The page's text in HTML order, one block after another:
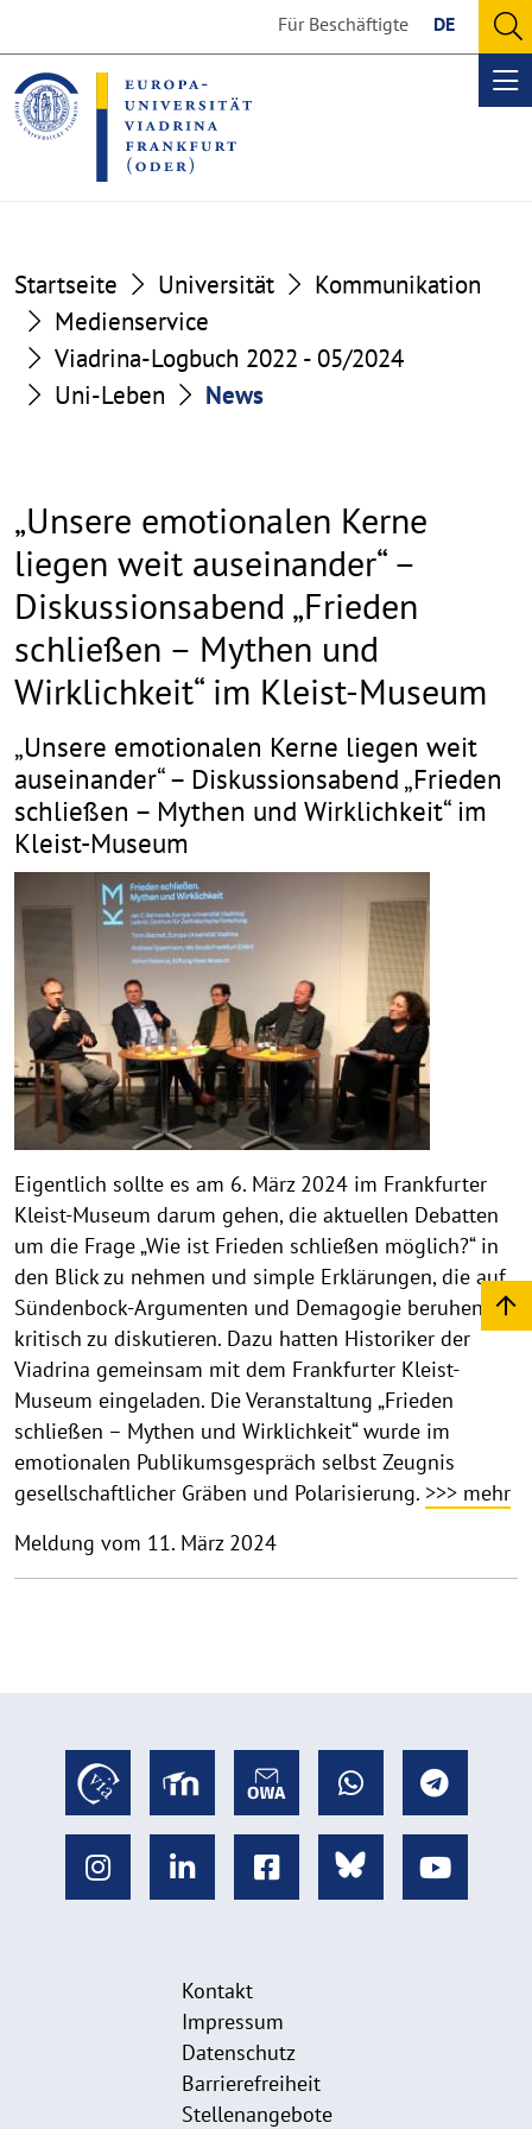
the
content
section
the
footer
section
Für Beschäftigte DE
Startseite Universität
Kommunikation
Medienservice
Viadrina-Logbuch 2022 - 05/2024
Uni-Leben
News
„Unsere emotionalen Kerne
liegen weit auseinander“ –
Diskussionsabend „Frieden
schließen – Mythen und
Wirklichkeit“ im Kleist-Museum
„Unsere emotionalen Kerne liegen weit
auseinander“ – Diskussionsabend „Frieden
schließen – Mythen und Wirklichkeit“ im
Kleist-Museum
Eigentlich sollte es am 6. März 2024 im Frankfurter
Kleist-Museum darum gehen, die aktuellen Debatten
um die Frage „Wie ist Frieden schließen möglich?“ in
den Blick zu nehmen und simple Erklärungen, die auf
Sündenbock-Argumenten und Demagogie beruhen,
kritisch zu diskutieren. Dazu hatten Historiker der
Viadrina gemeinsam mit dem Frankfurter Kleist-
Museum eingeladen. Die Veranstaltung „Frieden
schließen – Mythen und Wirklichkeit“ wurde im
emotionalen Publikumsgespräch selbst Zeugnis
gesellschaftlicher Gräben und Polarisierung. >>> mehr
Meldung vom 11. März 2024
Kontakt
Impressum
Datenschutz
Barrierefreiheit
Stellenangebote